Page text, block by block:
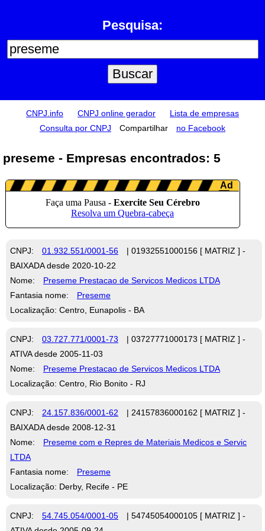
Pesquisa:
CNPJ.info CNPJ online gerador
Lista de empresas
Consulta por CNPJ
Compartilhar no Facebook
preseme - Empresas encontrados: 5
CNPJ: 01.932.551/0001-56
| 01932551000156 [ MATRIZ ] -
BAIXADA desde 2020-10-22
Nome:
Preseme Prestacao de Servicos Medicos LTDA
Fantasia nome:
Preseme
Localização: Centro, Eunapolis - BA
CNPJ: 03.727.771/0001-73
| 03727771000173 [ MATRIZ ] -
ATIVA desde 2005-11-03
Nome:
Preseme Prestacao de Servicos Medicos LTDA
Localização: Centro, Rio Bonito - RJ
CNPJ: 24.157.836/0001-62
| 24157836000162 [ MATRIZ ] -
BAIXADA desde 2008-12-31
Nome:
Preseme com e Repres de Materiais Medicos e Servic
LTDA
Fantasia nome:
Preseme
Localização: Derby, Recife - PE
CNPJ: 54.745.054/0001-05
| 54745054000105 [ MATRIZ ] -